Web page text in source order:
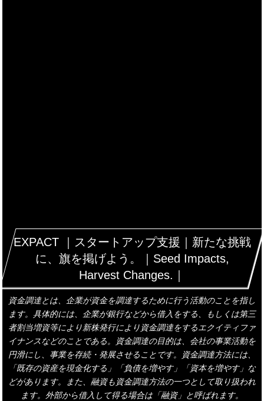
EXPACT ｜スタートアップ支援｜新たな挑戦
に、旗を掲げよう。｜Seed Impacts,
Harvest Changes.｜
資金調達とは、企業が資金を調達するために行う活動のことを指し
ます。具体的には、企業が銀行などから借入をする、もしくは第三
者割当増資等により新株発行により資金調達をするエクイティファ
イナンスなどのことである。資金調達の目的は、会社の事業活動を
円滑にし、事業を存続・発展させることです。資金調達方法には、
「既存の資産を現金化する」「負債を増やす」「資本を増やす」な
どがあります。また、融資も資金調達方法の一つとして取り扱われ
ます。外部から借入して得る場合は「融資」と呼ばれます。